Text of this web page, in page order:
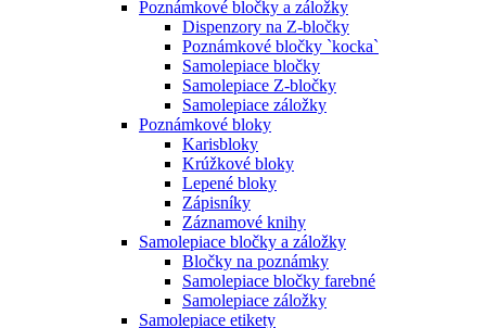
Poznámkové bločky a záložky
Dispenzory na Z-bločky
Poznámkové bločky `kocka`
Samolepiace bločky
Samolepiace Z-bločky
Samolepiace záložky
Poznámkové bloky
Karisbloky
Krúžkové bloky
Lepené bloky
Zápisníky
Záznamové knihy
Samolepiace bločky a záložky
Bločky na poznámky
Samolepiace bločky farebné
Samolepiace záložky
Samolepiace etikety